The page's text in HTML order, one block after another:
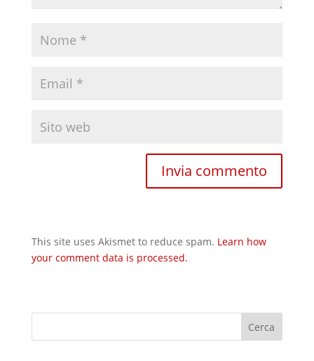
This site uses Akismet to reduce spam. Learn how
your comment data is processed.